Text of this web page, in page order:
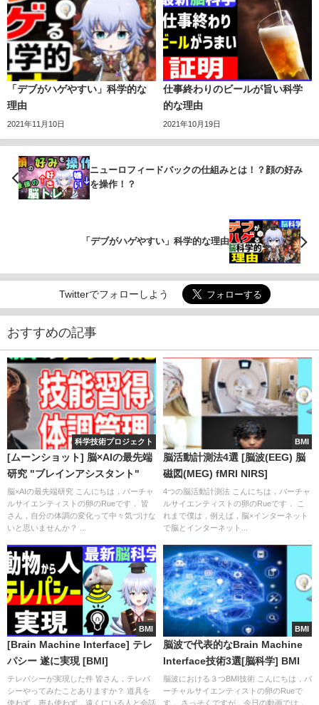
「デブがハゲやすい」科学的な
理由
2021年11月10日
仕事終わりのビールが旨い科学
的な理由
2021年10月19日
ニューロフィードバックの仕組みとは！？顔の好み
を操作！？
「デブがハゲやすい」科学的な理由
Twitterでフォローしよう
おすすめの記事
科学技術プロジェクト
[ムーンショット] 脳×AIの最先端
研究 "ブレインアシスタント"
脳×AIの最先端研究 こんにちは，バーチャ
ルサイエンティストの卵のRueです． 皆
さん，自分の体調の変化って中々気づけな
いと思いませんか？ ...
BMI
脳活動計測法4選 [脳波(EEG) 脳
磁図(MEG) fMRI NIRS]
4つの脳活動計測法 こんにちは，バーチャ
ルサイエンティストの卵のRueです． こ
れまで僕は，例えば，脳×インターネット
で脳とインターネット...
BMI
[Brain Machine Interface] テレ
パシー 遂に実現 [BMI]
テレパシーが実現した件 皆さん，テレパ
シーやってみたことありますか？ 道具を
使わず，声も使わず，遠くにいる人と会話
BMI
脳波で代表的なBrain Machine
Interface技術3選[脳科学] BMI
脳波における３つBMI技術 こんにちは，バ
ーチャルサイエンティストの卵のRueで
す． さっそくですが，今日の動画では，